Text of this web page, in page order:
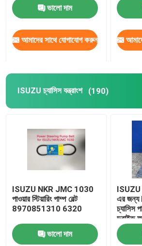
ISUZU ট্রাক যন্ত্রাংশ
ISUZU চ্যাসিস যন্ত্রাংশ
ISUZU ক্লাচ যন্ত্রাংশ
ISUZU গিয়ারবক্স যন্ত্রাংশ
ভালো দাম
আমাদের সাথে যোগাযোগ করুন
ISUZU চ্যাসিস যন্ত্রাংশ (190)
ISUZU NKR JMC 1030
পাওয়ার স্টিয়ারিং পাম্প বেল্ট
8970851310 6320
ভালো দাম
এর
চ্যাসিস
ড্রাইভ